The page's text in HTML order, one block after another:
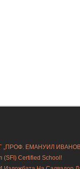
„ПРОФ. ЕМАНУИЛ
Certified School!